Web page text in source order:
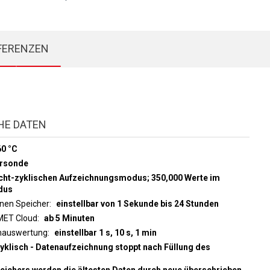
DATEN
°C
zyklischen Aufzeichnungsmodus; 350,000 Werte im
Speicher
einstellbar von 1 Sekunde bis 24 Stunden
Cloud
ab 5 Minuten
einstellbar 1 s, 10 s, 1 min
- Datenaufzeichnung stoppt nach Füllung des